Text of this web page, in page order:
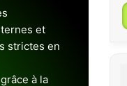
et
strictes en
à la